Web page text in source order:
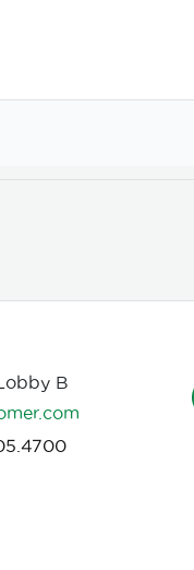
B